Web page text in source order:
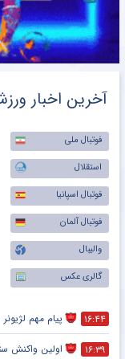
آخرین اخبار
فوتبال ملی
استقلال
فوتبال اسپانیا
فوتبال آلمان
والیبال
گالری عکس
۱۶:۴۴ پیام مهم
۱۶:۳۹ اولین واکنش